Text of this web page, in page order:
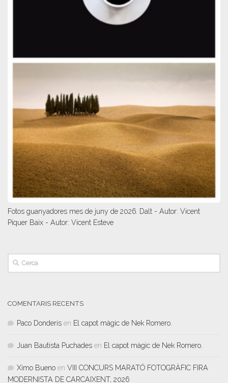
Fotos guanyadores mes de juny de 2026. Dalt - Autor: Vicent
Piquer Baix - Autor: Vicent Esteve
COMENTARIS RECENTS
Paco Donderis en El capot màgic de Nek Romero.
Juan Bautista Puchades en El capot màgic de Nek Romero.
Ximo Bueno en VIII CONCURS MARATÓ FOTOGRÀFIC FIRA
MODERNISTA DE CARCAIXENT, 2026